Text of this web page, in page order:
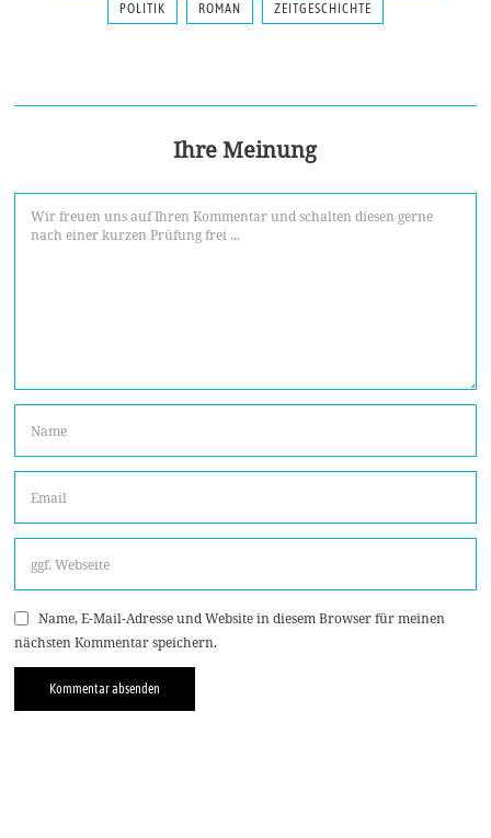
POLITIK ROMAN ZEITGESCHICHTE
Ihre Meinung
Name, E-Mail-Adresse und Website in diesem Browser für meinen
nächsten Kommentar speichern.